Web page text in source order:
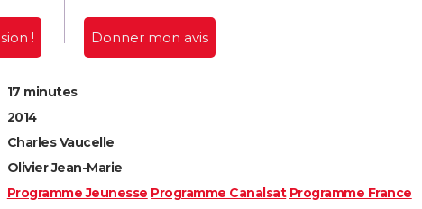
! Donner mon avis
17 minutes
2014
Charles Vaucelle
Olivier Jean-Marie
Programme Jeunesse Programme Canalsat Programme France